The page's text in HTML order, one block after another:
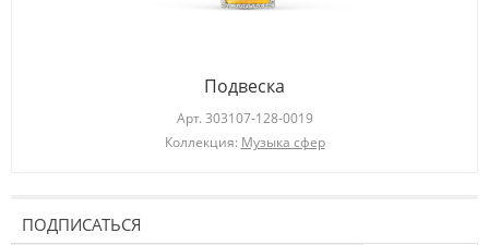
Подвеска
Арт. 303107-128-0019
Коллекция: Музыка сфер
ПОДПИСАТЬСЯ